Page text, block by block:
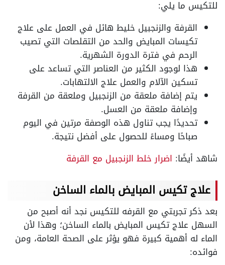
للتكيس ما يلي:
القرفة والزنجبيل خليط هائل في العمل على علاج
تكيسات المبايض والحد من التقلصات التي تصيب
الرحم في فترة الدورة الشهرية.
هذا لوجود الكثير من العناصر التي تساعد على
تسكين الآلام والعمل علاج الالتهابات.
يتم إضافة ملعقة من الزنجبيل وملعقة من القرفة
وإضافة ملعقة من العسل.
تحديدًا يجب تناول هذه الوصفة مرتين في اليوم
صباحًا ومساءً للحصول على أفضل نتيجة.
شاهد أيضًا: اضرار خلط الزنجبيل مع القرفة
علاج تكيس المبايض بالماء الساخن
بعد ذكر تجربتي مع القرفه للتكيس نجد أنه أصبح من
السهل علاج تكيس المبايض بالماء الساخن؛ وهذا لأن
الماء له أهمية كبيرة فهو يؤثر على الصحة العامة، ومن
فوائده: